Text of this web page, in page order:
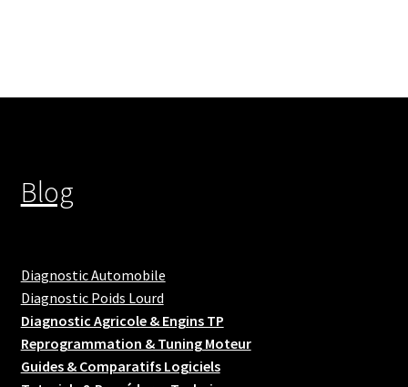
Blog
Diagnostic Automobile
Diagnostic Poids Lourd
Diagnostic Agricole & Engins TP
Reprogrammation & Tuning Moteur
Guides & Comparatifs Logiciels